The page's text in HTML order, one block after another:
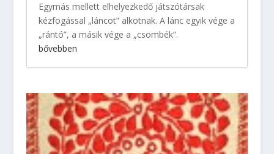
Egymás mellett elhelyezkedő játszótársak
kézfogással „láncot” alkotnak. A lánc egyik vége a
„rántó”, a másik vége a „csombék”.
bővebben